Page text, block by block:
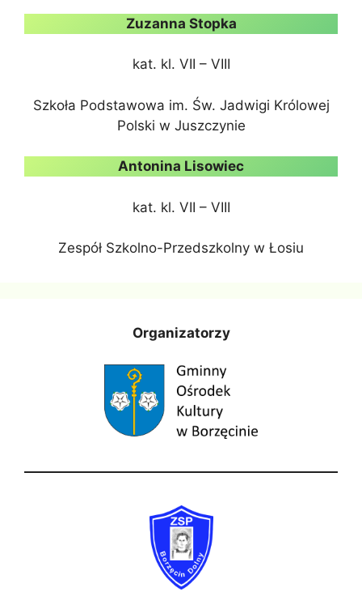
Zuzanna Stopka
kat. kl. VII – VIII
Szkoła Podstawowa im. Św. Jadwigi Królowej
Polski w Juszczynie
Antonina Lisowiec
kat. kl. VII – VIII
Zespół Szkolno-Przedszkolny w Łosiu
Organizatorzy